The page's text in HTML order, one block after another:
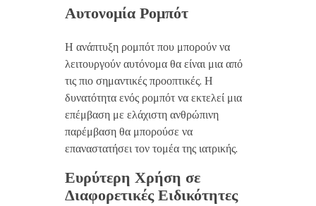
Αυτονομία Ρομπότ
Η ανάπτυξη ρομπότ που μπορούν να
λειτουργούν αυτόνομα θα είναι μια από
τις πιο σημαντικές προοπτικές. Η
δυνατότητα ενός ρομπότ να εκτελεί μια
επέμβαση με ελάχιστη ανθρώπινη
παρέμβαση θα μπορούσε να
επαναστατήσει τον τομέα της ιατρικής.
Ευρύτερη Χρήση σε
Διαφορετικές Ειδικότητες